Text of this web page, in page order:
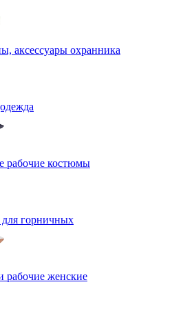
аксессуары охранника
рабочие костюмы
горничных
рабочие женские